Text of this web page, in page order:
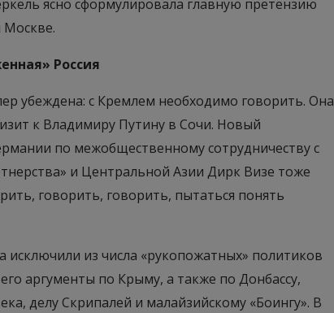
ясно сформулировала главную претензию
Россия
убеждена: с Кремлем необходимо говорить. Она
к Владимиру Путину в Сочи. Новый
по межобщественному сотрудничеству с
и Центральной Азии Дирк Визе тоже
говорить, говорить, пытаться понять
исключили из числа «рукопожатных» политиков
аргументы по Крыму, а также по Донбассу,
делу Скрипалей и малайзийскому «Боингу». В